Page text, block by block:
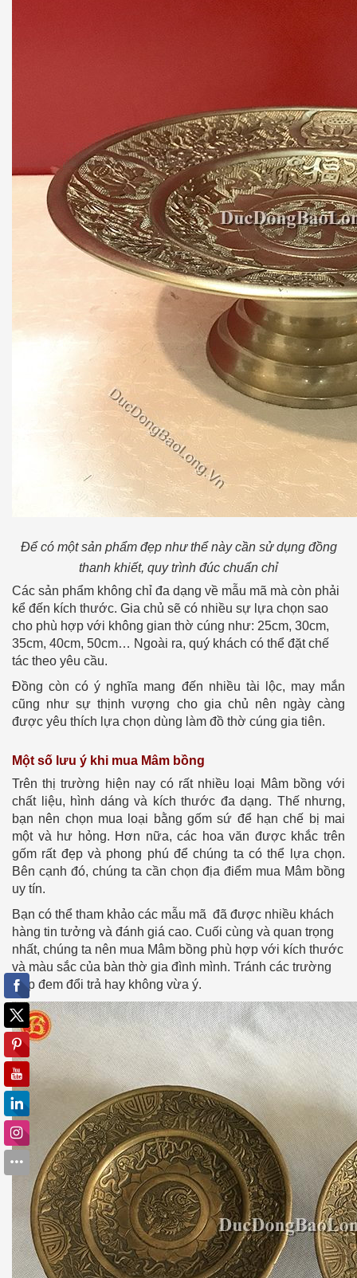
Để có một sản phẩm đẹp như thể này cần sử dụng đồng
thanh khiết, quy trình đúc chuẩn chỉ
Các sản phẩm không chỉ đa dạng về mẫu mã mà còn phải
kể đến kích thước. Gia chủ sẽ có nhiều sự lựa chọn sao
cho phù hợp với không gian thờ cúng như: 25cm, 30cm,
35cm, 40cm, 50cm… Ngoài ra, quý khách có thể đặt chế
tác theo yêu cầu.
Đồng còn có ý nghĩa mang đến nhiều tài lộc, may mắn
cũng như sự thịnh vượng cho gia chủ nên ngày càng
được yêu thích lựa chọn dùng làm đồ thờ cúng gia tiên.
Một số lưu ý khi mua Mâm bồng
Trên thị trường hiện nay có rất nhiều loại Mâm bồng với
chất liệu, hình dáng và kích thước đa dạng. Thế nhưng,
bạn nên chọn mua loại bằng gốm sứ để hạn chế bị mai
một và hư hỏng. Hơn nữa, các hoa văn được khắc trên
gốm rất đẹp và phong phú để chúng ta có thể lựa chọn.
Bên cạnh đó, chúng ta cần chọn địa điểm mua Mâm bồng
uy tín.
Bạn có thể tham khảo các mẫu mã đã được nhiều khách
hàng tin tưởng và đánh giá cao. Cuối cùng và quan trọng
nhất, chúng ta nên mua Mâm bồng phù hợp với kích thước
và màu sắc của bàn thờ gia đình mình. Tránh các trường
hợp đem đổi trả hay không vừa ý.